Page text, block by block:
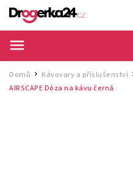
Domů / Kávovary a příslušenství /
AIRSCAPE Dóza na kávu černá